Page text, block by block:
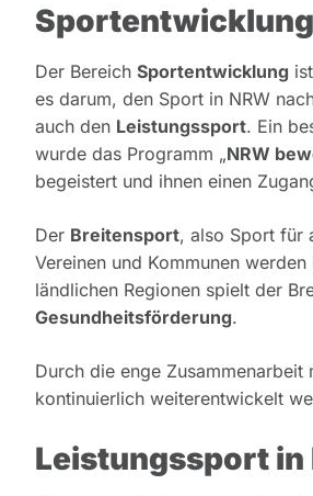
Der Bereich Sportentwicklung
es darum, den Sport in NRW
auch den Leistungssport. Ein
wurde das Programm „NRW
begeistert und ihnen einen
Der Breitensport, also Sport für
Vereinen und Kommunen
ländlichen Regionen spielt der
Gesundheitsförderung.
Durch die enge Zusammenarbeit
kontinuierlich weiterentwickelt
Leistungssport in